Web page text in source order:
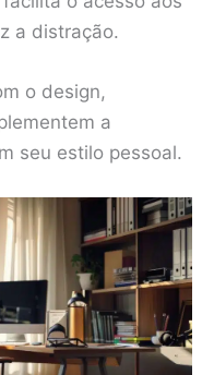
a distração.
o design,
a
seu estilo pessoal.